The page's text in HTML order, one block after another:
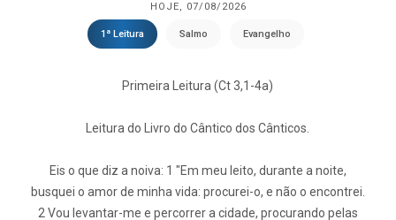
HOJE, 07/08/2026
1ª Leitura Salmo Evangelho
Primeira Leitura (Ct 3,1-4a)
Leitura do Livro do Cântico dos Cânticos.
Eis o que diz a noiva: 1 "Em meu leito, durante a noite,
busquei o amor de minha vida: procurei-o, e não o encontrei.
2 Vou levantar-me e percorrer a cidade, procurando pelas